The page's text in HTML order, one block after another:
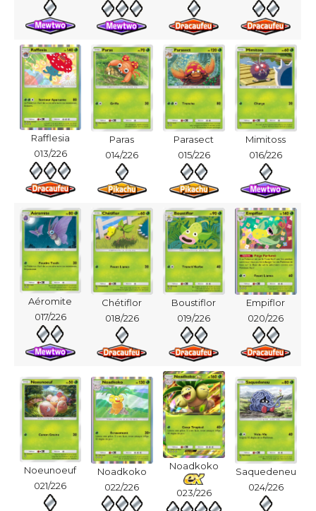
Rafflesia
013/226
Paras
014/226
Parasect
015/226
Mimitoss
016/226
Aéromite
017/226
Chétiflor
018/226
Boustiflor
019/226
Empiflor
020/226
Noeunoeuf
021/226
Noadkoko
022/226
Noadkoko
023/226
Saquedeneu
024/226